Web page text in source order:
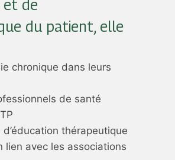
et de
du patient, elle
chronique dans leurs
de santé
thérapeutique
avec les associations